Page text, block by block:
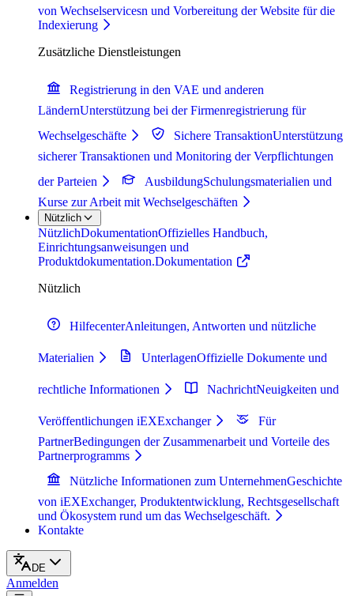
von Wechselservicesn und Vorbereitung der Website für die
Indexierung
Zusätzliche Dienstleistungen
Registrierung in den VAE und anderen
LändernUnterstützung bei der Firmenregistrierung für
Wechselgeschäfte
Sichere TransaktionUnterstützung
sicherer Transaktionen und Monitoring der Verpflichtungen
der Parteien
AusbildungSchulungsmaterialien und
Kurse zur Arbeit mit Wechselgeschäften
Nützlich
NützlichDokumentationOffizielles Handbuch,
Einrichtungsanweisungen und
Produktdokumentation.Dokumentation
Nützlich
HilfecenterAnleitungen, Antworten und nützliche
Materialien UnterlagenOffizielle Dokumente und
rechtliche Informationen NachrichtNeuigkeiten und
Veröffentlichungen iEXExchanger
Für
PartnerBedingungen der Zusammenarbeit und Vorteile des
Partnerprogramms
Nützliche Informationen zum UnternehmenGeschichte
von iEXExchanger, Produktentwicklung, Rechtsgesellschaft
und Ökosystem rund um das Wechselgeschäft.
Kontakte
DE
Anmelden